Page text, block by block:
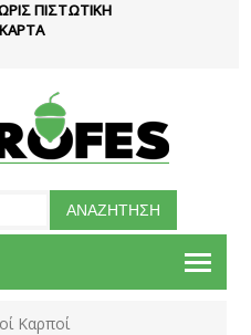
ΠΙΣΤΩΤΙΚΗ
ΚΑΡΤΑ
Καρποί